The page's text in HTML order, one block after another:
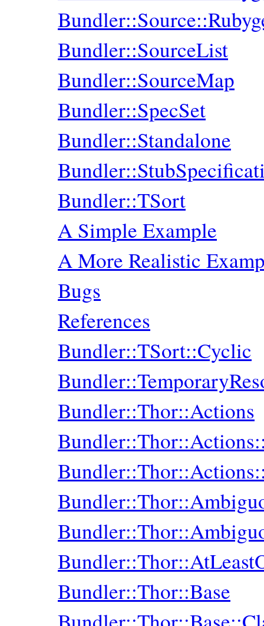
Bundler::SourceList
Bundler::SourceMap
Bundler::SpecSet
Bundler::Standalone
Bundler::TSort
A Simple Example
A More Realistic
Bugs
References
Bundler::TSort::Cyclic
Bundler::Thor::Actions
Bundler::Thor::Base